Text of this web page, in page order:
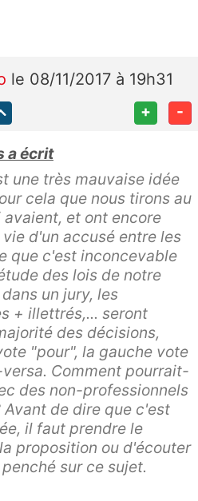
le 08/11/2017 à 19h31
+ -
a écrit
une très mauvaise idée
cela que nous tirons au
et ont encore
d'un accusé entre les
que c'est inconcevable
des lois de notre
un jury, les
+ illettrés,... seront
des décisions,
"pour", la gauche vote
Comment pourrait-
des non-professionnels
de dire que c'est
il faut prendre le
proposition ou d'écouter
sur ce sujet.